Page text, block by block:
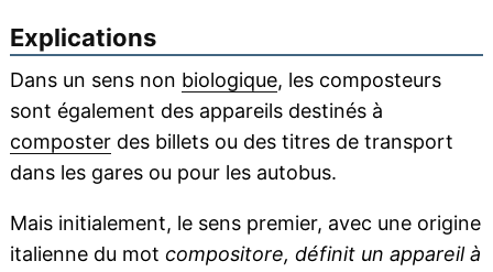
Explications
Dans un sens non biologique, les composteurs
sont également des appareils destinés à
composterdes billets ou des titres de transport
dans les gares ou pour les autobus.
Mais initialement, le sens premier, avec une origine
italienne du mot compositore, définit un appareil à